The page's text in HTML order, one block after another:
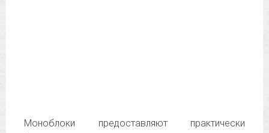
Моноблоки предоставляют практически